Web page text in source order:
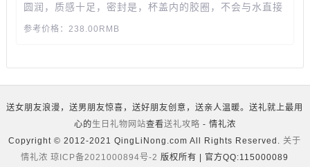
圆润，质感十足，密封是，杯盖内的胶圈，不会与水直接
锈钢和硅胶组合而成，密封性更好，杯口圆滑，能很好的
参考价格：238.00RMB
送女朋友浪漫，送男朋友惊喜，送好朋友创意，送亲人温暖。送礼就上最用
心的生日礼物网站查看送礼攻略 - 情礼浓
Copyright © 2012-2021 QingLiNong.com All Rights Reserved. 关于
情礼浓 琼ICP备2021000894号-2 版权所有 | 官方QQ:115000089